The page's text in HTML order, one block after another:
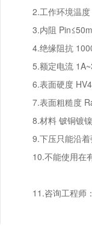
2.工作环境温
3.内阻
4.绝缘阻抗
5.额定电流
6.表面硬度
7.表面粗糙度
8.材料 铍铜镀
9.下压只能沿
10.不能使用在
11.咨询工程师